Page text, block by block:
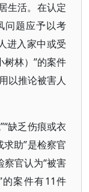
生活。在认定
问题应予以考
进入家中或受
林）”的案件
以推论被害人
缺乏伤痕或衣
助”是检察官
察官认为“被害
案件有11件